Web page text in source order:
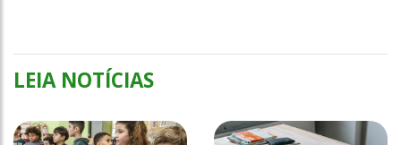
LEIA NOTÍCIAS